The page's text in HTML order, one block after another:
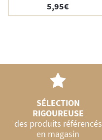
5,95€
SÉLECTION
RIGOUREUSE
des produits référencés
en magasin